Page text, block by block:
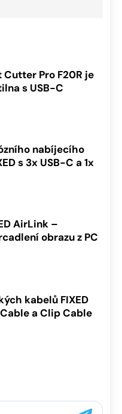
Cutter Pro F20R je
s USB-C
nabíjecího
s 3x USB-C a 1x
AirLink –
obrazu z PC
kabelů FIXED
a Clip Cable